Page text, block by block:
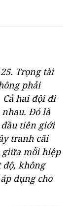
Trọng tài
phải
hai đội đi
Đó là
tiên giới
tranh cãi
mỗi hiệp
không
dụng cho